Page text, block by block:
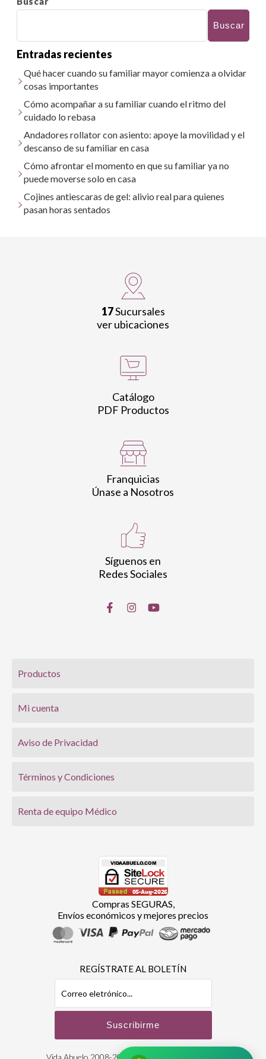
Buscar
Entradas recientes
Qué hacer cuando su familiar mayor comienza a olvidar
cosas importantes
Cómo acompañar a su familiar cuando el ritmo del
cuidado lo rebasa
Andadores rollator con asiento: apoye la movilidad y el
descanso de su familiar en casa
Cómo afrontar el momento en que su familiar ya no
puede moverse solo en casa
Cojines antiescaras de gel: alivio real para quienes
pasan horas sentados
17Sucursales
ver ubicaciones
Catálogo
PDF Productos
Franquicias
Únase a Nosotros
Síguenos en
Redes Sociales
Productos
Mi cuenta
Aviso de Privacidad
Términos y Condiciones
Renta de equipo Médico
Compras SEGURAS,
Envíos económicos y mejores precios
REGÍSTRATE AL BOLETÍN
Vida Abuelo 2008-2026 | Derechos Reservados